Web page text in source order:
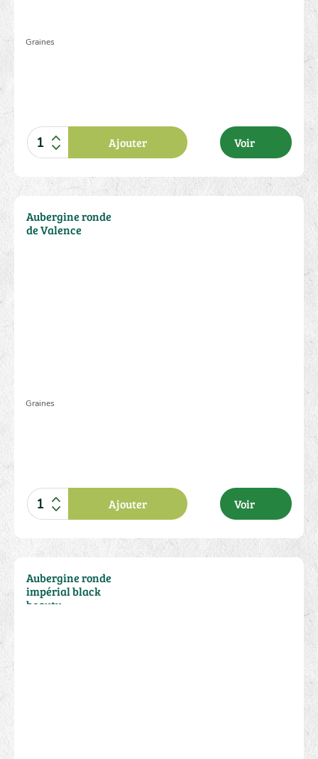
Graines
Ajouter Voir
Graines
Ajouter Voir
Aubergine ronde
de Valence
Aubergine ronde
impérial black
beauty